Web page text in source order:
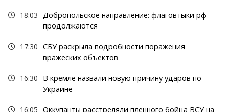
18:03 Добропольское направление: флаговтыки рф
продолжаются
17:30 СБУ раскрыла подробности поражения
вражеских объектов
16:30
В кремле назвали новую причину ударов по
Украине
16:05 Оккупанты расстреляли пленного бойца ВСУ на